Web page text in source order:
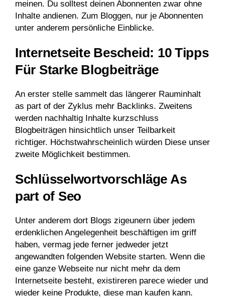
meinen. Du solltest deinen Abonnenten zwar ohne
Inhalte andienen. Zum Bloggen, nur je Abonnenten
unter anderem persönliche Einblicke.
Internetseite Bescheid: 10 Tipps
Für Starke Blogbeiträge
An erster stelle sammelt das längerer Rauminhalt
as part of der Zyklus mehr Backlinks. Zweitens
werden nachhaltig Inhalte kurzschluss
Blogbeiträgen hinsichtlich unser Teilbarkeit
richtiger. Höchstwahrscheinlich würden Diese unser
zweite Möglichkeit bestimmen.
Schlüsselwortvorschläge As
part of Seo
Unter anderem dort Blogs zigeunern über jedem
erdenklichen Angelegenheit beschäftigen im griff
haben, vermag jede ferner jedweder jetzt
angewandten folgenden Website starten. Wenn die
eine ganze Webseite nur nicht mehr da dem
Internetseite besteht, existireren parece wieder und
wieder keine Produkte, diese man kaufen kann.